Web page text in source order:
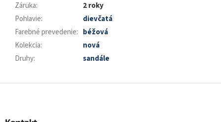
Záruka:
2 roky
Pohlavie:
dievčatá
Farebné prevedenie: béžová
Kolekcia:
nová
Druhy: sandále